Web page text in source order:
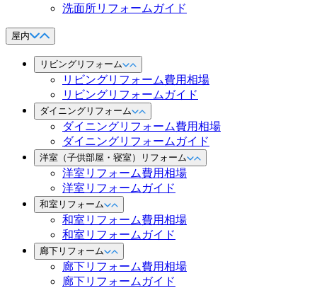
洗面所リフォームガイド
屋内
リビングリフォーム
リビングリフォーム費用相場
リビングリフォームガイド
ダイニングリフォーム
ダイニングリフォーム費用相場
ダイニングリフォームガイド
洋室（子供部屋・寝室）リフォーム
洋室リフォーム費用相場
洋室リフォームガイド
和室リフォーム
和室リフォーム費用相場
和室リフォームガイド
廊下リフォーム
廊下リフォーム費用相場
廊下リフォームガイド